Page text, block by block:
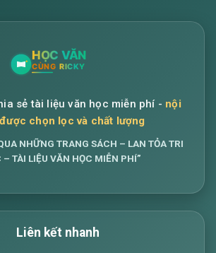
sẻ tài liệu văn học miễn phí - nội
chọn lọc và chất lượng
NHỮNG TRANG SÁCH – LAN TỎA TRI
– TÀI LIỆU VĂN HỌC MIỄN PHÍ”
Liên kết nhanh